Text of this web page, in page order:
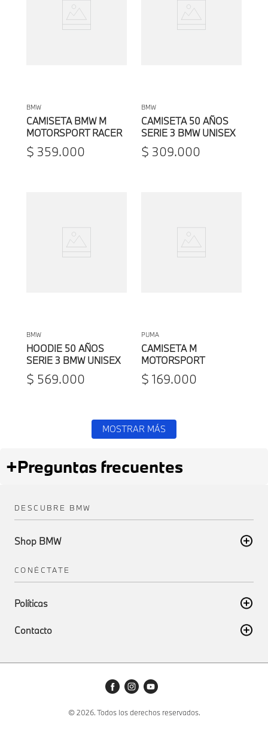
BMW
CAMISETA BMW M
MOTORSPORT RACER
X CAO FEI UNISEX
$ 359.000
BMW
CAMISETA 50 AÑOS
SERIE 3 BMW UNISEX
$ 309.000
BMW
HOODIE 50 AÑOS
SERIE 3 BMW UNISEX
$ 569.000
PUMA
CAMISETA M
MOTORSPORT
STATMENT LOGO
BMW BY PUMA
$ 169.000
MOSTRAR MÁS
+Preguntas frecuentes
DESCUBRE BMW
Shop BMW
CONÉCTATE
Políticas
Contacto
© 2026. Todos los derechos reservados.